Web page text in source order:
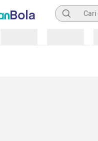
Pencarian